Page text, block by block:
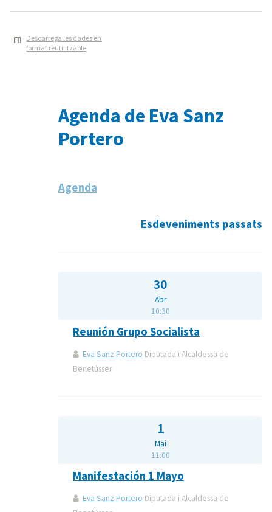
Descarrega les dades en
format reutilitzable
Agenda de Eva Sanz
Portero
Agenda
Esdeveniments passats
30
Abr
10:30
Reunión Grupo Socialista
Eva Sanz Portero Diputada i Alcaldessa de
Benetússer
1
Mai
11:00
Manifestación 1 Mayo
Eva Sanz Portero Diputada i Alcaldessa de